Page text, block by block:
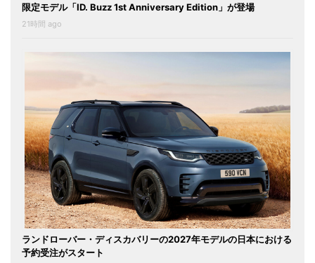
限定モデル「ID. Buzz 1st Anniversary Edition」が登場
21時間 ago
ランドローバー・ディスカバリーの2027年モデルの日本における
予約受注がスタート